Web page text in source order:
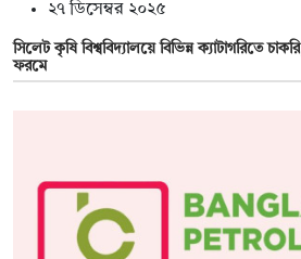
২৭ ডিসেম্বর ২০২৫
সিলেট কৃষি বিশ্ববিদ্যালয়ে বিভিন্ন ক্যাটাগরিতে
ফরমে